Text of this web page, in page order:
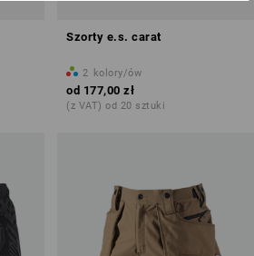
Szorty e.s. carat
2 kolory/ów
od 177,00 zł
(z VAT) od 20 sztuki